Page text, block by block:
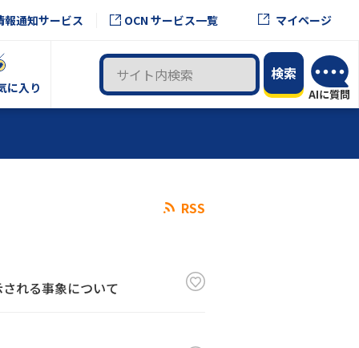
報通知サービス OCN サービス一覧 マイページ
に入り
RSS
れる事象について